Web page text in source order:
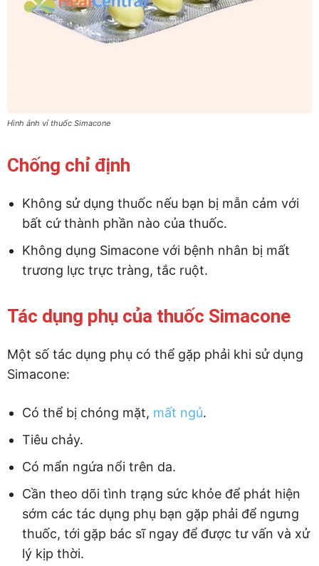
Hình ảnh vỉ thuốc Simacone
Chống chỉ định
Không sử dụng thuốc nếu bạn bị mẫn cảm với
bất cứ thành phần nào của thuốc.
Không dụng Simacone với bệnh nhân bị mất
trương lực trực tràng, tắc ruột.
Tác dụng phụ của thuốc Simacone
Một số tác dụng phụ có thể gặp phải khi sử dụng
Simacone:
Có thể bị chóng mặt, mất ngủ.
Tiêu chảy.
Có mẩn ngứa nổi trên da.
Cần theo dõi tình trạng sức khỏe để phát hiện
sớm các tác dụng phụ bạn gặp phải để ngưng
thuốc, tới gặp bác sĩ ngay để được tư vấn và xử
lý kịp thời.